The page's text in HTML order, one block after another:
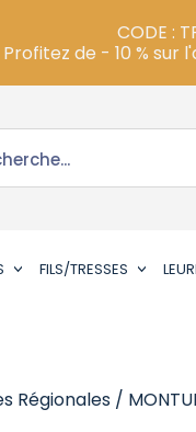
FILS/TRESSES
Régionales /
CODE :
Profitez de - 10 % sur